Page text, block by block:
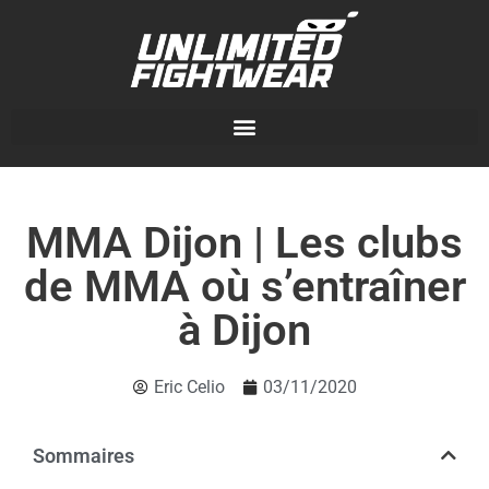
MMA Dijon | Les clubs
de MMA où s’entraîner
à Dijon
Eric Celio 03/11/2020
Sommaires